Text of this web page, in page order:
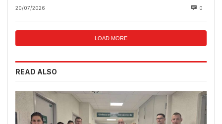
20/07/2026 0
LOAD MORE
READ ALSO